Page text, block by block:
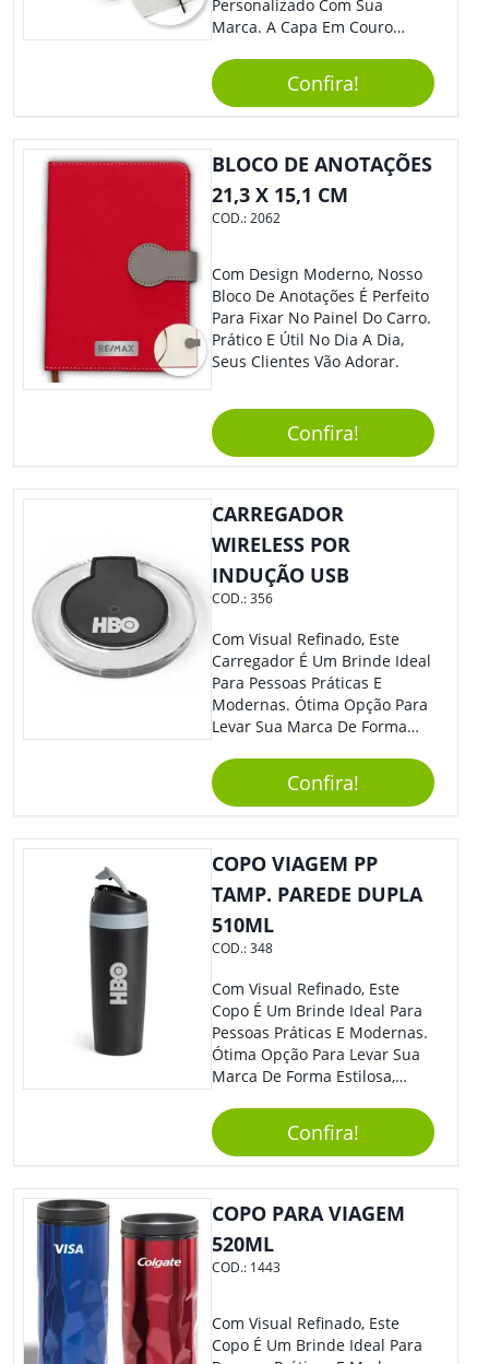
Personalizado Com Sua
Marca. A Capa Em Couro
Elástico Permite Maior
Segurança Ao Carregá-Lo.
Ofereça A Seus Clientes E
Colaboradores, Sem Dúvidas
Eles Irão Adorar.
Confira!
BLOCO DE ANOTAÇÕES
21,3 X 15,1 CM
COD.:2062
Com Design Moderno, Nosso
Bloco De Anotações É Perfeito
Para Fixar No Painel Do Carro.
Prático E Útil No Dia A Dia,
Seus Clientes Vão Adorar.
Confira!
CARREGADOR
WIRELESS POR
INDUÇÃO USB
COD.:356
Com Visual Refinado, Este
Carregador É Um Brinde Ideal
Para Pessoas Práticas E
Modernas. Ótima Opção Para
Levar Sua Marca De Forma
Sua Empresa Em Eventos,
Reuniões Corporativas Ou Até
Mesmo Para Presentear
Colaboradores E Parceiros De
Sua Empresa.
Confira!
COPO VIAGEM PP
TAMP. PAREDE DUPLA
510ML
COD.:348
Com Visual Refinado, Este
Copo É Um Brinde Ideal Para
Pessoas Práticas E Modernas.
Ótima Opção Para Levar Sua
Marca De Forma Estilosa,
Empresa Em Eventos,
Reuniões Corporativas Ou Até
Mesmo Para Presentear
Colaboradores.
Confira!
COPO PARA VIAGEM
520ML
COD.: 1443
Com Visual Refinado, Este
Copo É Um Brinde Ideal Para